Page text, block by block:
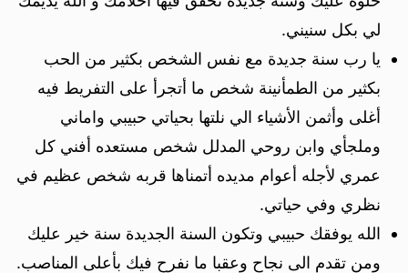
لي بكل سنيني.
يا رب سنة جديدة مع نفس الشخص بكثير من الحب
بكثير من الطمأنينة شخص ما أتجرأ على التفريط فيه
أغلى وأثمن الأشياء الي نلتها بحياتي حبيبي واماني
وملجأي وابن روحي المدلل شخص مستعده أفني كل
عمري لأجله أعوام مديده أتمناها قربه شخص عظيم في
نظري وفي حياتي.
الله يوفقك حبيبي وتكون السنة الجديدة سنة خير عليك
ومن تقدم الى نجاح وعقبا ما نفرح فيك بأعلى المناصب.